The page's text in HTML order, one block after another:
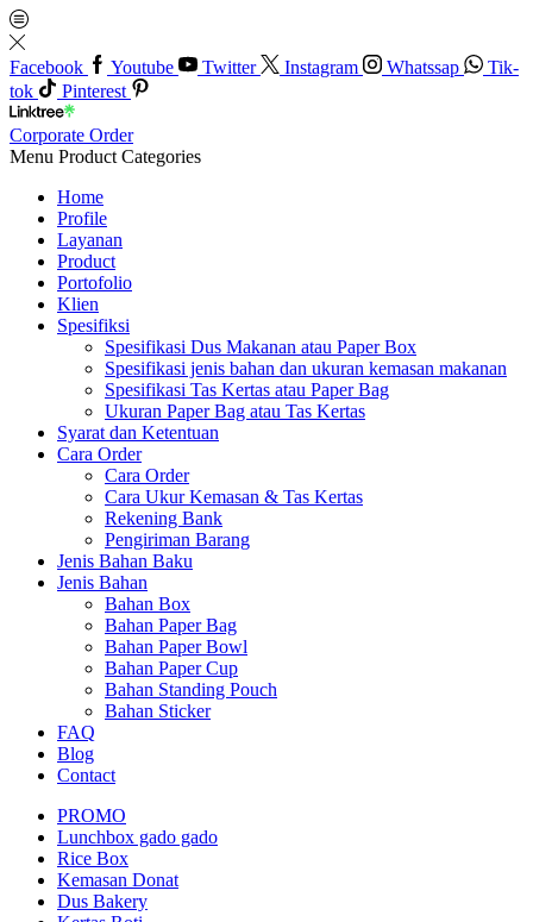
Facebook Youtube Twitter Instagram Whatssap
Tik-
tok
Pinterest
Corporate Order
Menu Product Categories
Home
Profile
Layanan
Product
Portofolio
Klien
Spesifiksi
Spesifikasi Dus Makanan atau Paper Box
Spesifikasi jenis bahan dan ukuran kemasan makanan
Spesifikasi Tas Kertas atau Paper Bag
Ukuran Paper Bag atau Tas Kertas
Syarat dan Ketentuan
Cara Order
Cara Order
Cara Ukur Kemasan & Tas Kertas
Rekening Bank
Pengiriman Barang
Jenis Bahan Baku
Jenis Bahan
Bahan Box
Bahan Paper Bag
Bahan Paper Bowl
Bahan Paper Cup
Bahan Standing Pouch
Bahan Sticker
FAQ
Blog
Contact
PROMO
Lunchbox gado gado
Rice Box
Kemasan Donat
Dus Bakery